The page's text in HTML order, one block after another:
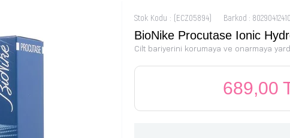
Stok Kodu (ECZ05894) Barkod :
BioNike Procutase Ionic
Cilt bariyerini korumaya ve onarmaya
689,00